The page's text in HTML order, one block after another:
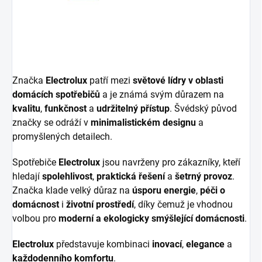
Značka Electrolux patří mezi světové lídry v oblasti
domácích spotřebičů a je známá svým důrazem na
kvalitu, funkčnosta udržitelný přístup. Švédský původ
značky se odráží v minimalistickém designu a
promyšlených detailech.
Spotřebiče Electrolux jsou navrženy pro zákazníky, kteří
hledají spolehlivost, praktická řešenía šetrný provoz.
Značka klade velký důraz na úsporu energie, péči o
domácnosti životní prostředí, díky čemuž je vhodnou
volbou pro moderní a ekologicky smýšlející domácnosti.
Electrolux představuje kombinaci inovací, elegance a
každodenního komfortu.